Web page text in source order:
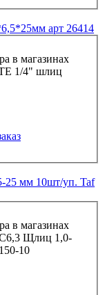
арт 26414
в магазинах
25 мм 10шт/уп. Taf
в магазинах
Щлиц 1,0-
10